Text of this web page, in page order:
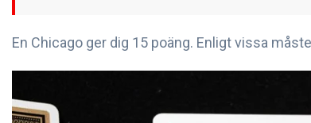
En Chicago ger dig 15 poäng. Enligt vissa